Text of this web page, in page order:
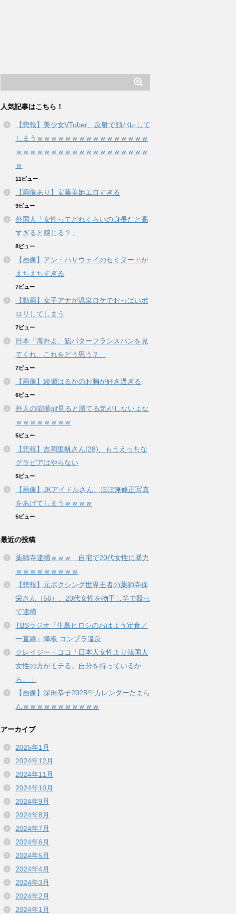
人気記事はこちら！
【悲報】美少女VTuber、反射で顔バレして
しまうｗｗｗｗｗｗｗｗｗｗｗｗｗｗｗｗ
ｗｗｗｗｗｗｗｗｗｗｗｗｗｗｗｗｗｗｗ
ｗ
11ビュー
【画像あり】安藤美姫エロすぎる
9ビュー
外国人「女性ってどれくらいの身長だと高
すぎると感じる？」
8ビュー
【画像】アン・ハサウェイのセミヌードが
えちえちすぎる
7ビュー
【動画】女子アナが温泉ロケでおっぱいポ
ロリしてしまう
7ビュー
日本「海外よ、餡バターフランスパンを見
てくれ、これをどう思う？」
7ビュー
【画像】綾瀬はるかのお胸が好き過ぎる
6ビュー
外人の喧嘩gif見ると勝てる気がしないよな
ｗｗｗｗｗｗｗｗ
5ビュー
【悲報】吉岡里帆さん(28)、もうえっちな
グラビアはやらない
5ビュー
【画像】JKアイドルさん、ほぼ無修正写真
をあげてしまうｗｗｗｗ
5ビュー
最近の投稿
薬師寺逮捕ｗｗｗ 自宅で20代女性に暴力
ｗｗｗｗｗｗｗｗｗ
【悲報】元ボクシング世界王者の薬師寺保
栄さん（56）、20代女性を物干し竿で殴っ
て逮捕
TBSラジオ『生島ヒロシのおはよう定食／
一直線』降板 コンプラ違反
クレイジー・ココ「日本人女性より韓国人
女性の方がモテる。自分を持っているか
ら。」
【画像】深田恭子2025年カレンダーたまら
んｗｗｗｗｗｗｗｗｗｗｗ
アーカイブ
2025年1月
2024年12月
2024年11月
2024年10月
2024年9月
2024年8月
2024年7月
2024年6月
2024年5月
2024年4月
2024年3月
2024年2月
2024年1月